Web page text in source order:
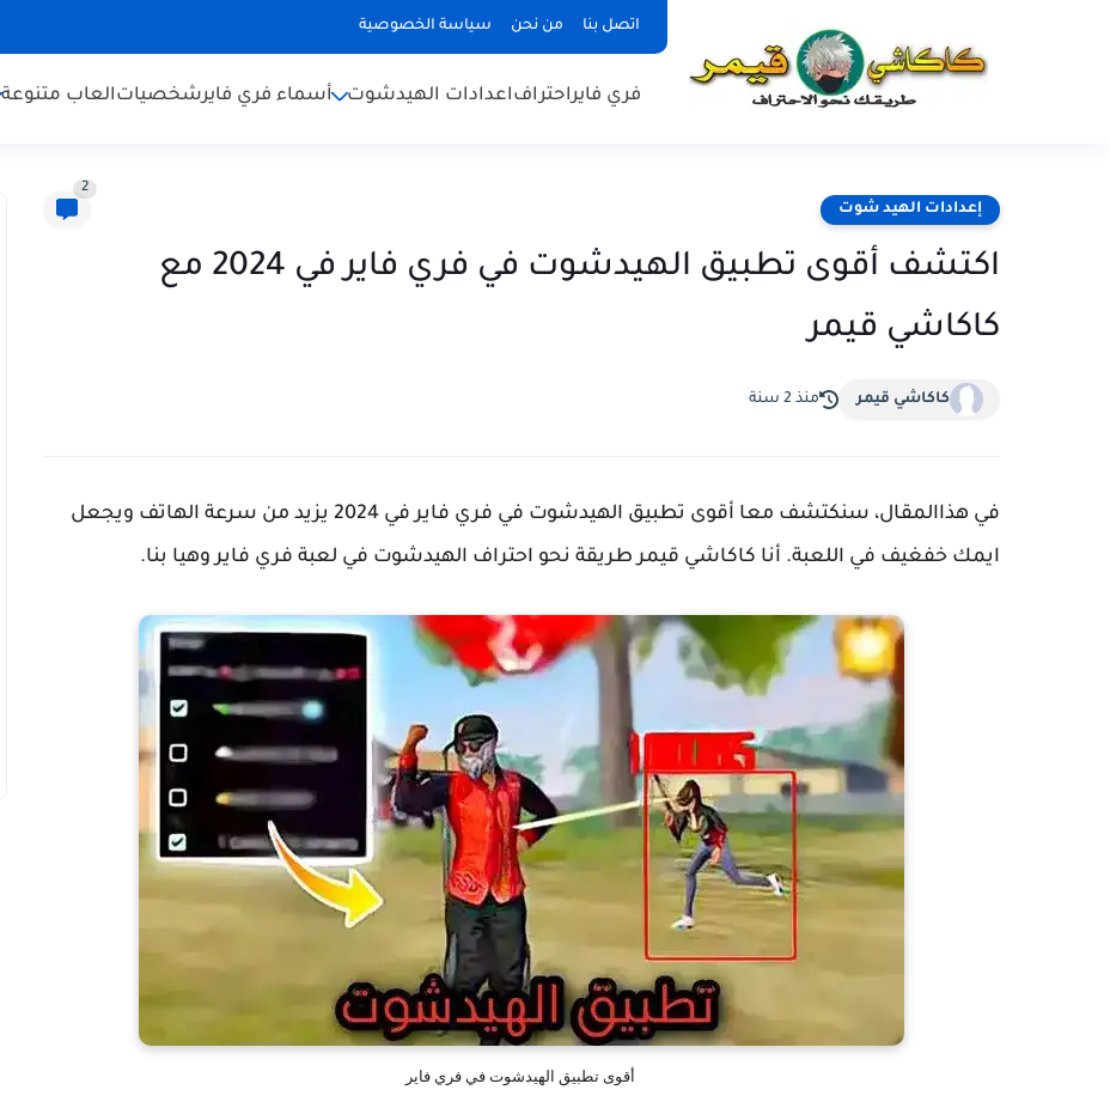
اتصل بنا من نحن سياسة الخصوصية
فري فايراحترافاعدادات الهيدشوت أسماء فري فايرشخصياتالعاب متنوعة
إعدادات الهيد شوت
2
اكتشف أقوى تطبيق الهيدشوت في فري فاير في 2024 مع
كاكاشي قيمر
كاكاشي قيمر منذ 2 سنة
في هذاالمقال، سنكتشف معا أقوى تطبيق الهيدشوت في فري فاير في 2024 يزيد من سرعة الهاتف ويجعل
ايمك خفغيف في اللعبة. أنا كاكاشي قيمر طريقة نحو احتراف الهيدشوت في لعبة فري فاير وهيا بنا.
أقوى تطبيق الهيدشوت في فري فاير